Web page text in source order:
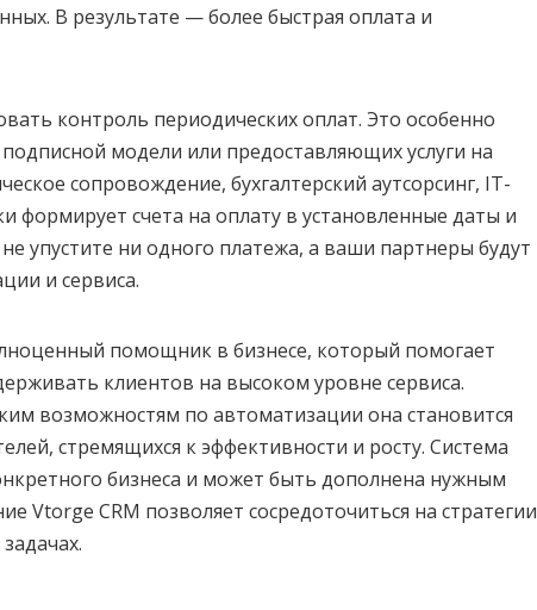
В результате — более быстрая оплата и
контроль периодических оплат. Это особенно
модели или предоставляющих услуги на
сопровождение, бухгалтерский аутсорсинг, IT-
формирует счета на оплату в установленные даты и
упустите ни одного платежа, а ваши партнеры будут
и сервиса.
помощник в бизнесе, который помогает
клиентов на высоком уровне сервиса.
возможностям по автоматизации она становится
стремящихся к эффективности и росту. Система
бизнеса и может быть дополнена нужным
Vtorge CRM позволяет сосредоточиться на стратегии